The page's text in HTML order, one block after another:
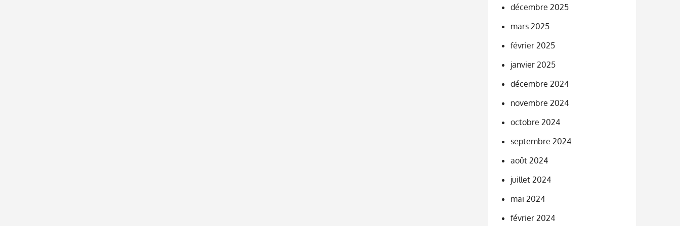
décembre 2025
mars 2025
février 2025
janvier 2025
décembre 2024
novembre 2024
octobre 2024
septembre 2024
août 2024
juillet 2024
mai 2024
février 2024